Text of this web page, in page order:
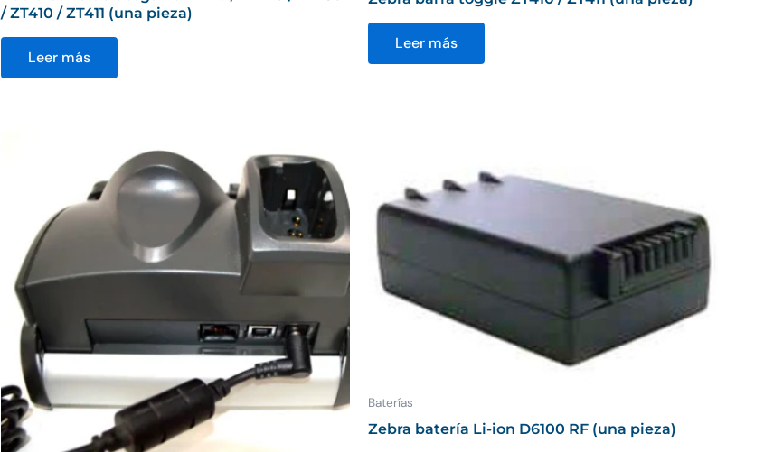
/ ZT410 / ZT411 (una pieza)
Leer más
Leer más
Baterías
Zebra batería Li-ion D6100 RF (una pieza)